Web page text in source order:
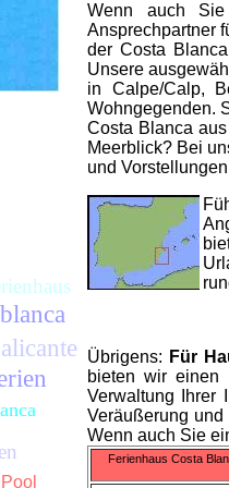
Wenn auch
Ansprechpartner
der Costa
Unsere
in Calpe/Calp,
Wohngegenden.
Costa Blanca
Meerblick? Bei
und
Übrigens: Für
bieten wir einen
Verwaltung Ihrer
Veräußerung
Wenn auch Sie
Ferienhaus Costa
alicante